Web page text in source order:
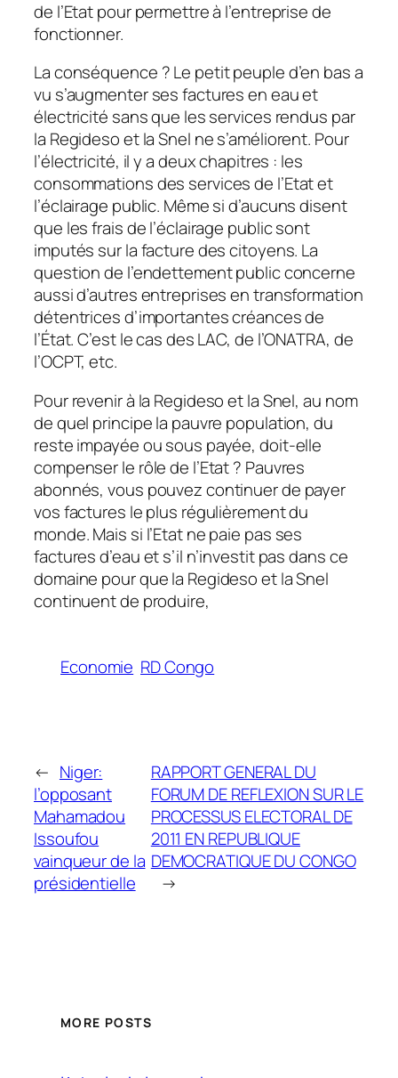
de l’Etat pour permettre à l’entreprise de
fonctionner.
La conséquence ? Le petit peuple d’en bas a
vu s’augmenter ses factures en eau et
électricité sans que les services rendus par
la Regideso et la Snel ne s’améliorent. Pour
l’électricité, il y a deux chapitres : les
consommations des services de l’Etat et
l’éclairage public. Même si d’aucuns disent
que les frais de l’éclairage public sont
imputés sur la facture des citoyens. La
question de l’endettement public concerne
aussi d’autres entreprises en transformation
détentrices d’importantes créances de
l’État. C’est le cas des LAC, de l’ONATRA, de
l’OCPT, etc.
Pour revenir à la Regideso et la Snel, au nom
de quel principe la pauvre population, du
reste impayée ou sous payée, doit-elle
compenser le rôle de l’Etat ? Pauvres
abonnés, vous pouvez continuer de payer
vos factures le plus régulièrement du
monde. Mais si l’Etat ne paie pas ses
factures d’eau et s’il n’investit pas dans ce
domaine pour que la Regideso et la Snel
continuent de produire,
Economie RD Congo
← Niger:
l’opposant
Mahamadou
Issoufou
vainqueur de la
présidentielle
RAPPORT GENERAL DU
FORUM DE REFLEXION SUR LE
PROCESSUS ELECTORAL DE
2011 EN REPUBLIQUE
DEMOCRATIQUE DU CONGO
→
MORE POSTS